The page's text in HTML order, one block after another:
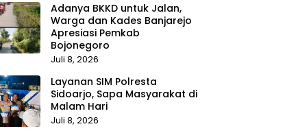
Adanya BKKD untuk Jalan,
Warga dan Kades Banjarejo
Apresiasi Pemkab
Bojonegoro
Juli 8, 2026
Layanan SIM Polresta
Sidoarjo, Sapa Masyarakat di
Malam Hari
Juli 8, 2026